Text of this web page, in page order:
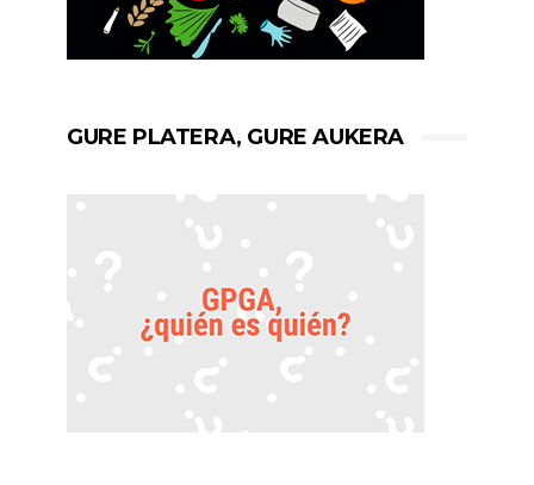
GURE PLATERA, GURE AUKERA